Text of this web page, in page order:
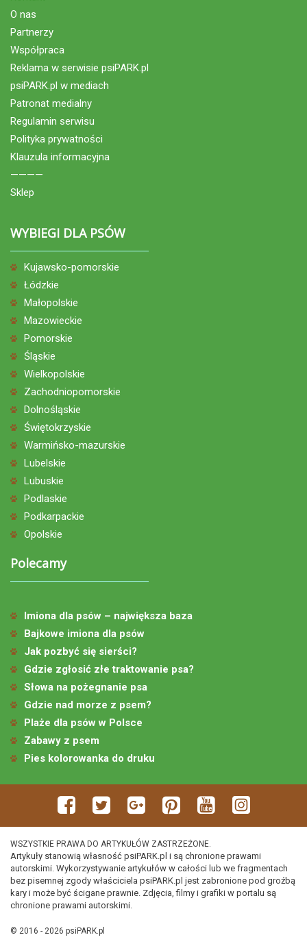
O nas
Partnerzy
Współpraca
Reklama w serwisie psiPARK.pl
psiPARK.pl w mediach
Patronat medialny
Regulamin serwisu
Polityka prywatności
Klauzula informacyjna
————
Sklep
WYBIEGI DLA PSÓW
Kujawsko-pomorskie
Łódzkie
Małopolskie
Mazowieckie
Pomorskie
Śląskie
Wielkopolskie
Zachodniopomorskie
Dolnośląskie
Świętokrzyskie
Warmińsko-mazurskie
Lubelskie
Lubuskie
Podlaskie
Podkarpackie
Opolskie
Polecamy
Imiona dla psów – największa baza
Bajkowe imiona dla psów
Jak pozbyć się sierści?
Gdzie zgłosić złe traktowanie psa?
Słowa na pożegnanie psa
Gdzie nad morze z psem?
Plaże dla psów w Polsce
Zabawy z psem
Pies kolorowanka do druku
WSZYSTKIE PRAWA DO ARTYKUŁÓW ZASTRZEŻONE.
Artykuły stanowią własność psiPARK.pl i są chronione prawami
autorskimi. Wykorzystywanie artykułów w całości lub we fragmentach
bez pisemnej zgody właściciela psiPARK.pl jest zabronione pod groźbą
kary i może być ścigane prawnie. Zdjęcia, filmy i grafiki w portalu są
chronione prawami autorskimi.
© 2016 - 2026 psiPARK.pl